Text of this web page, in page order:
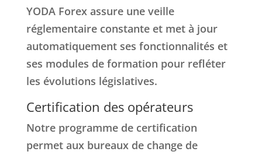
YODA Forex assure une veille
réglementaire constante et met à jour
automatiquement ses fonctionnalités et
ses modules de formation pour refléter
les évolutions législatives.
Certification des opérateurs
Notre programme de certification
permet aux bureaux de change de